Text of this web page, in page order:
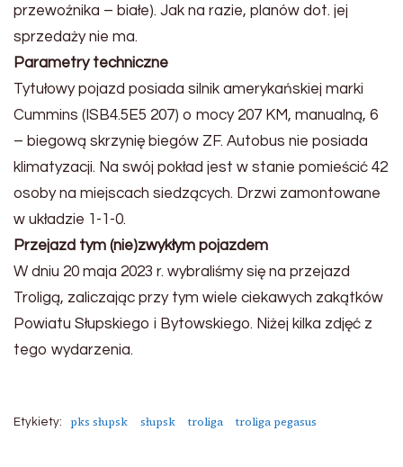
przewoźnika – białe). Jak na razie, planów dot. jej
sprzedaży nie ma.
Parametry techniczne
Tytułowy pojazd posiada silnik amerykańskiej marki
Cummins (ISB4.5E5 207) o mocy 207 KM, manualną, 6
– biegową skrzynię biegów ZF. Autobus nie posiada
klimatyzacji. Na swój pokład jest w stanie pomieścić 42
osoby na miejscach siedzących. Drzwi zamontowane
w układzie 1-1-0.
Przejazd tym (nie)zwykłym pojazdem
W dniu 20 maja 2023 r. wybraliśmy się na przejazd
Troligą, zaliczając przy tym wiele ciekawych zakątków
Powiatu Słupskiego i Bytowskiego. Niżej kilka zdjęć z
tego wydarzenia.
Etykiety: pks słupsk słupsk troliga troliga pegasus